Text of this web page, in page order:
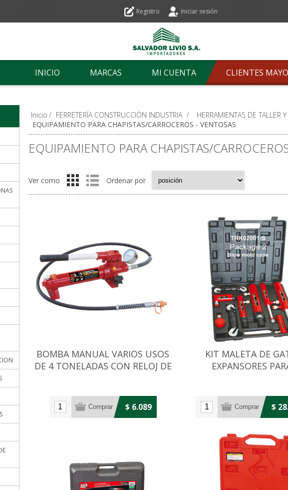
Registro Iniciar sesión
INICIO MARCAS MI CUENTA CLIENTES
Inicio / FERRETERÍA CONSTRUCCIÓN INDUSTRIA / HERRAMIENTAS DE TALLER
EQUIPAMIENTO PARA CHAPISTAS/CARROCEROS - VENTOSAS
EQUIPAMIENTO PARA CHAPISTAS/
Ver como Ordenar por
BOMBA MANUAL VARIOS USOS
DE 4 TONELADAS CON RELOJ DE
$ 6.089
KIT MALETA DE
EXPANSORES
$